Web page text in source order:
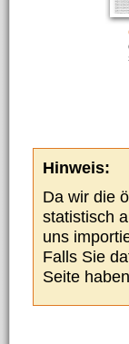
Hinweis:
Da wir die
statistisch
uns
Falls Sie
Seite